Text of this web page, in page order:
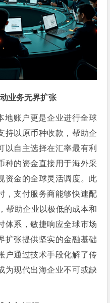
业务无界扩张
地账户更是企业进行全球
持以原币种收款，帮助企
以自主选择在汇率最有利
种的资金直接用于海外采
资金的全球灵活调度。此
，支付服务商能够快速配
帮助企业以极低的成本和
体系，敏捷响应全球市场
扩张提供坚实的金融基础
户通过技术手段化解了传
为现代出海企业不可或缺